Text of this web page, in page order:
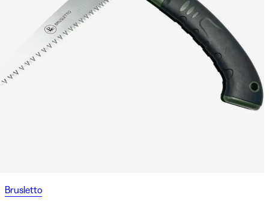
Brusletto